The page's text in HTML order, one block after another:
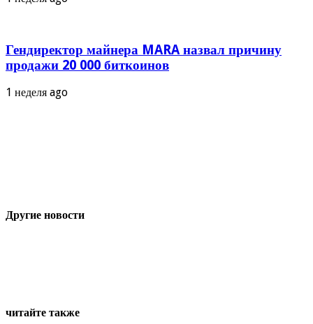
Гендиректор майнера MARA назвал причину
продажи 20 000 биткоинов
1 неделя ago
Другие новости
читайте также